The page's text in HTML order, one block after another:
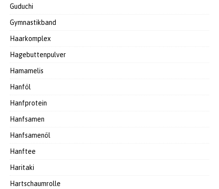
Guduchi
Gymnastikband
Haarkomplex
Hagebuttenpulver
Hamamelis
Hanföl
Hanfprotein
Hanfsamen
Hanfsamenöl
Hanftee
Haritaki
Hartschaumrolle